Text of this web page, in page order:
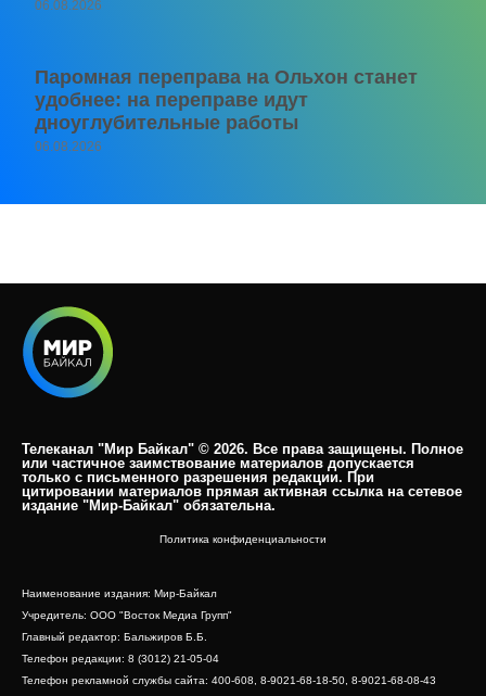
06.08.2026
Паромная переправа на Ольхон станет
удобнее: на переправе идут
дноуглубительные работы
06.08.2026
Телеканал "Мир Байкал" © 2026. Все права защищены. Полное
или частичное заимствование материалов допускается
только с письменного разрешения редакции. При
цитировании материалов прямая активная ссылка на сетевое
издание "Мир-Байкал" обязательна.​
Политика конфиденциальности
Наименование издания: Мир-Байкал
Учредитель: ООО "Восток Медиа Групп"
Главный редактор: Бальжиров Б.Б.
Телефон редакции: 8 (3012) 21-05-04
Телефон рекламной службы сайта: 400-608, 8-9021-68-18-50, 8-9021-68-08-43